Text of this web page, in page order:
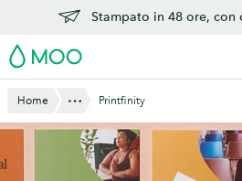
contenuto
principale
Stampato in 48 ore, con
MOO
Home Mostra tutto
Printfinity